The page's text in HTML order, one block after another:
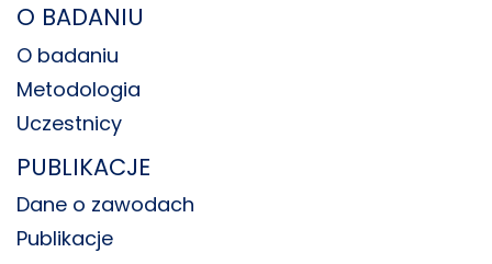
O BADANIU
O badaniu
Metodologia
Uczestnicy
PUBLIKACJE
Dane o zawodach
Publikacje